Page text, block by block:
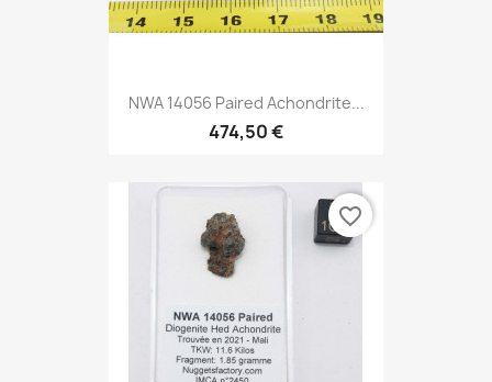
NWA 14056 Paired Achondrite...
474,50 €
favorite_border